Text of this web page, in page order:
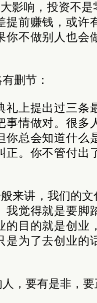
影响，投资不
提前赚钱，或许
你不做别人也会
删节：
礼上提出过三条
事情做对。很多
你总会知道什么
正。你不管付出
来讲，我们的
我觉得就是要脚
的目的就是创业
是为了去创业的
，要有是非，